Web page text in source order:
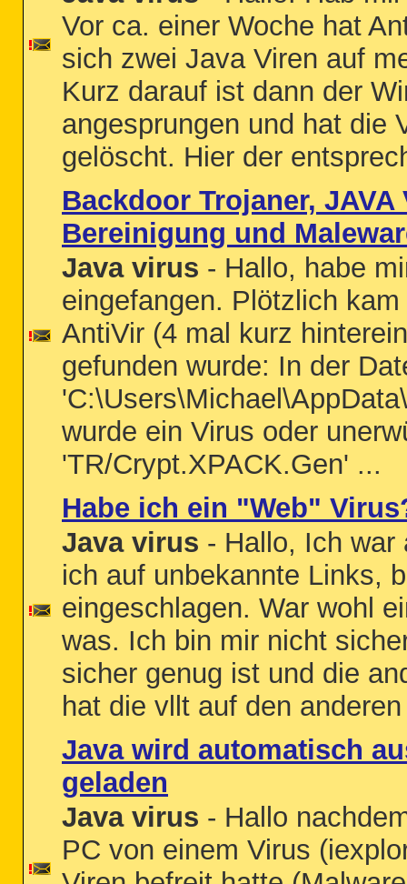
Vor ca. einer Woche hat
sich zwei Java Viren auf
Kurz darauf ist dann der
angesprungen und hat die
gelöscht. Hier der
Backdoor Trojaner,
Bereinigung und
Java virus - Hallo, habe
eingefangen. Plötzlich
AntiVir (4 mal kurz
gefunden wurde: In der
wurde ein Virus oder
'TR/Crypt.XPACK.Gen' ...
Habe ich ein "Web"
Java virus - Hallo, Ich war
ich auf unbekannte Links,
eingeschlagen. War wohl
was. Ich bin mir nicht
sicher genug ist und die
hat die vllt auf den
Java wird automatisch
geladen
Java virus - Hallo
PC von einem Virus